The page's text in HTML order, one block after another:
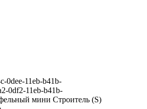
0dee-11eb-b41b-
0df2-11eb-b41b-
мини Строитель (S)